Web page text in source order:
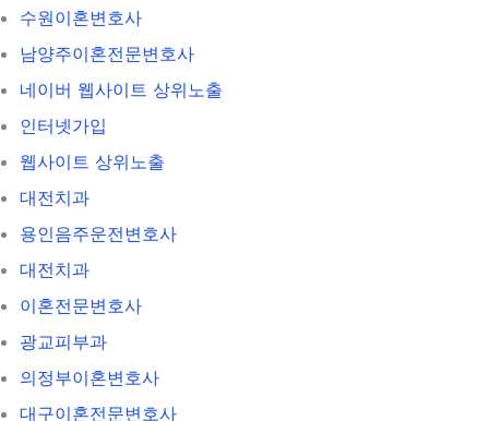
수원이혼변호사
남양주이혼전문변호사
네이버 웹사이트 상위노출
인터넷가입
웹사이트 상위노출
대전치과
용인음주운전변호사
대전치과
이혼전문변호사
광교피부과
의정부이혼변호사
대구이혼전문변호사